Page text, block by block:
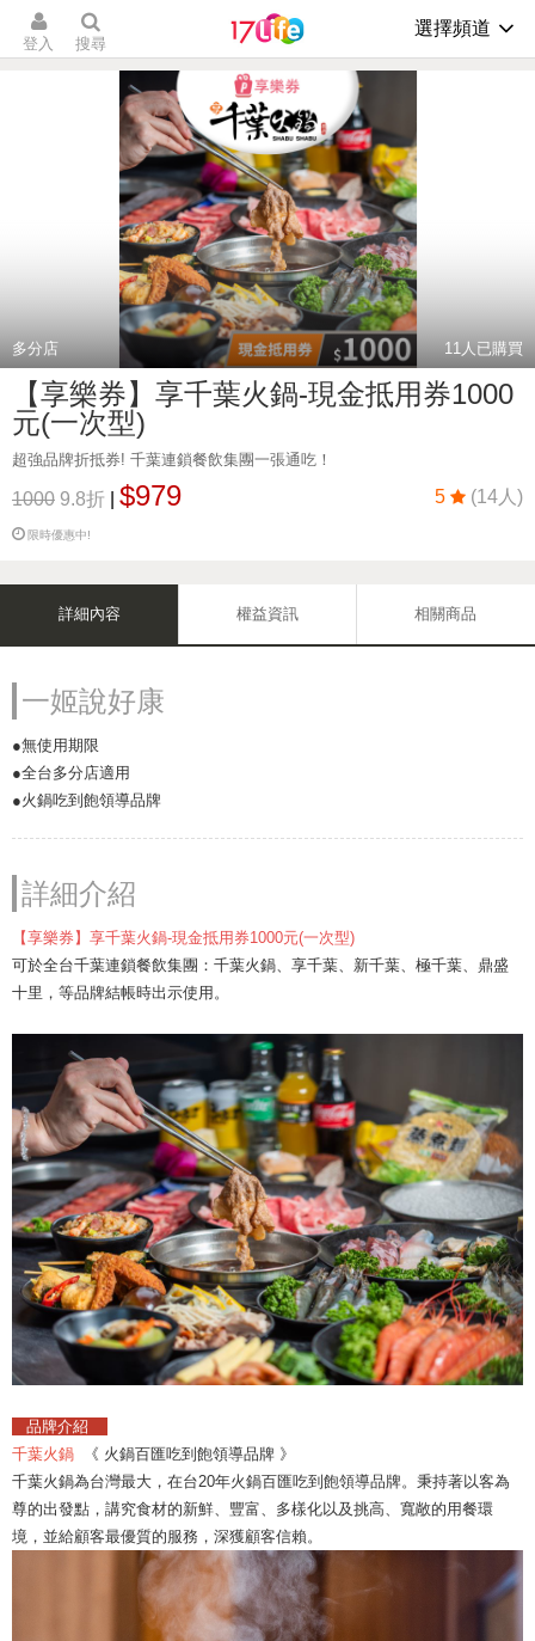
登入 搜尋
選擇頻道
多分店 11人已購買
【享樂券】享千葉火鍋-現金抵用券1000
元(一次型)
超強品牌折抵券! 千葉連鎖餐飲集團一張通吃！
1000 9.8折 $979 5 (14人)
限時優惠中!
詳細內容 權益資訊 相關商品
一姬說好康
●無使用期限
●全台多分店適用
●火鍋吃到飽領導品牌
詳細介紹
【享樂券】享千葉火鍋-現金抵用券1000元(一次型)
可於全台千葉連鎖餐飲集團：千葉火鍋、享千葉、新千葉、極千葉、鼎盛
十里，等品牌結帳時出示使用。
品牌介紹
千葉火鍋
《 火鍋百匯吃到飽領導品牌 》
千葉火鍋為台灣最大，在台20年火鍋百匯吃到飽領導品牌。秉持著以客為
尊的出發點，講究食材的新鮮、豐富、多樣化以及挑高、寬敞的用餐環
境，並給顧客最優質的服務，深獲顧客信賴。